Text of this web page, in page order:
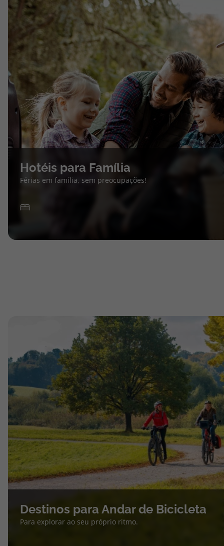
Hotéis para Família
Férias em família, sem preocupações!
Destinos para Andar de Bicicleta
Para explorar ao seu próprio ritmo.